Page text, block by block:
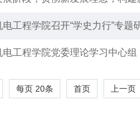
工程学院召开“学史力行”专题
电工程学院党委理论学习中心
每页 20条 首页 上一页